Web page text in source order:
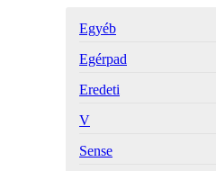
Egyéb
Egérpad
Eredeti
V
Sense